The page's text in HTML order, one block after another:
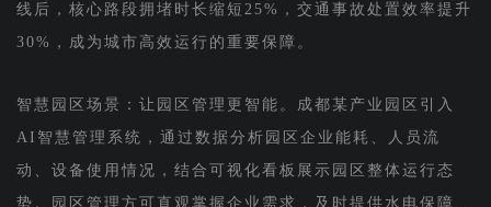
线后，核心路段拥堵时长缩短25%，交通事故处置效率提升
30%，成为城市高效运行的重要保障。
智慧园区场景：让园区管理更智能。成都某产业园区引入
AI智慧管理系统，通过数据分析园区企业能耗、人员流
动、设备使用情况，结合可视化看板展示园区整体运行态
势。园区管理方可直观掌握企业需求，及时提供水电保障、